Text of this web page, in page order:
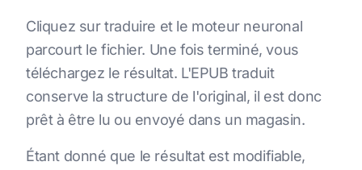
Cliquez sur traduire et le moteur neuronal
parcourt le fichier. Une fois terminé, vous
téléchargez le résultat. L'EPUB traduit
conserve la structure de l'original, il est donc
prêt à être lu ou envoyé dans un magasin.
Étant donné que le résultat est modifiable,